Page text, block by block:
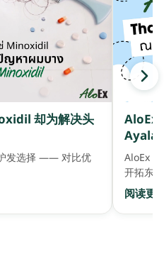
却为解决头
发选择 —— 对比优
AloEx
Ayala
AloEx
开拓东
阅读更